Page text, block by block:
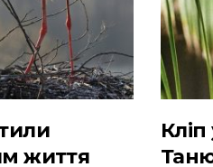
життя